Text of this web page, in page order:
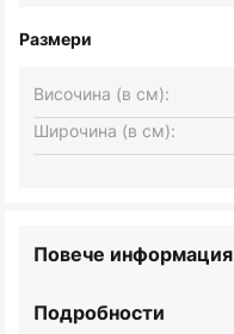
Размери
Широчина (в см):
Височина (в см):
Подробности
Повече информация